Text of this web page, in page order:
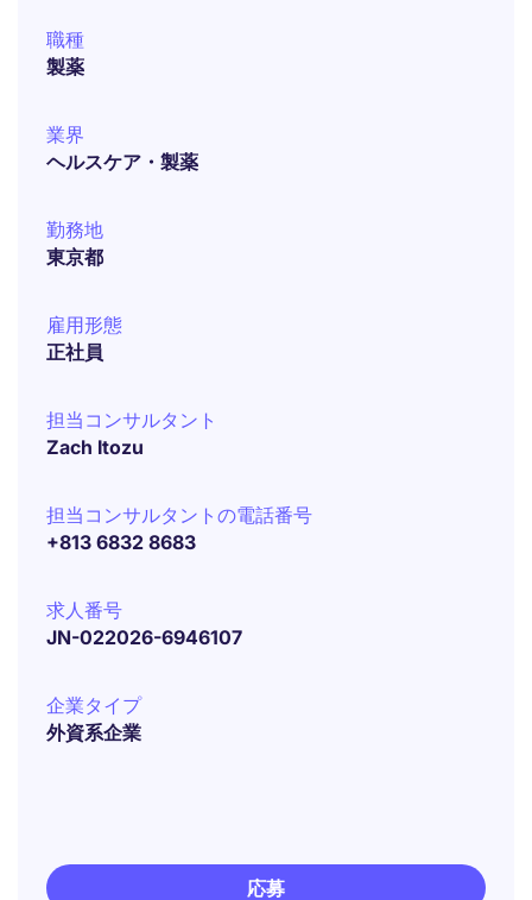
職種
製薬
業界
ヘルスケア・製薬
勤務地
東京都
雇用形態
正社員
担当コンサルタント
Zach Itozu
担当コンサルタントの電話番号
+813 6832 8683
求人番号
JN-022026-6946107
企業タイプ
外資系企業
応募